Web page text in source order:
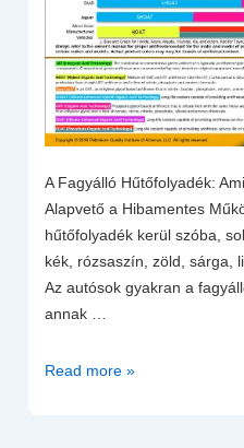
A Fagyálló Hűtőfolyadék:
Alapvető a Hibamentes
hűtőfolyadék kerül szóba,
kék, rózsaszín, zöld, sárga,
Az autósok gyakran a
annak …
A
Read more »